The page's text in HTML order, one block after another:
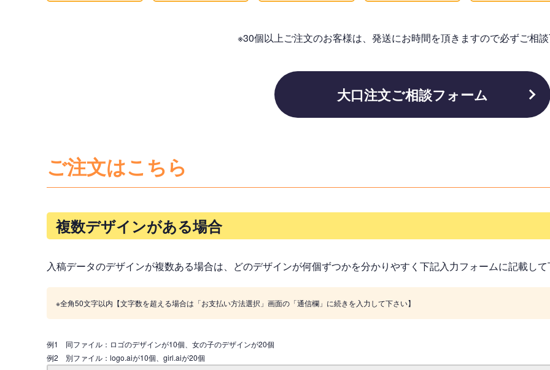
※30個以上ご注文のお客様は、発送にお時間を頂きますので必ずご相
大口注文ご相談フォーム
ご注文はこちら
複数デザインがある場合
入稿データのデザインが複数ある場合は、どのデザインが何個ずつかを分かりやすく下記入力フォームに記載し
※全角50文字以内【文字数を超える場合は「お支払い方法選択」画面の「通信欄」に続きを入力して下さい】
例1 同ファイル：ロゴのデザインが10個、女の子のデザインが20個
例2 別ファイル：logo.aiが10個、girl.aiが20個